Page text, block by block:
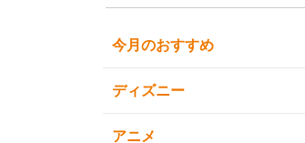
今月のおすすめ
ディズニー
アニメ